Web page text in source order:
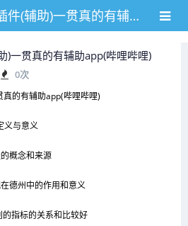
绝活辅助!麻友圈插件(辅助)一贯真的有辅助app(哔哩哔哩)
)一贯真的有辅助app(哔哩哔哩)
0次
的有辅助app(哔哩哔哩)
义与意义
概念和来源
德州中的作用和意义
指标的关系和比较好